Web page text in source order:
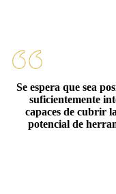
Se espera que sea
suficientemente
capaces de cubrir
potencial de